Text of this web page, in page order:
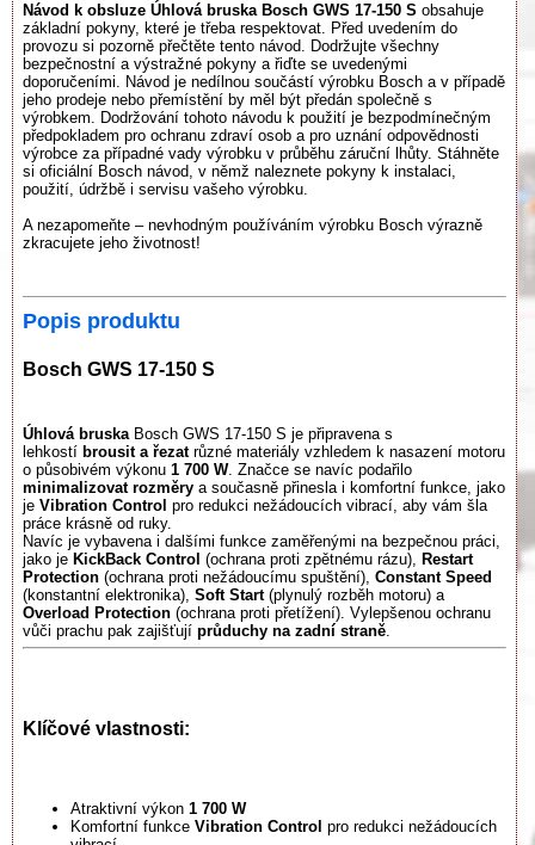
Návod k obsluze Úhlová bruska Bosch GWS 17-150 S obsahuje
základní pokyny, které je třeba respektovat. Před uvedením do
provozu si pozorně přečtěte tento návod. Dodržujte všechny
bezpečnostní a výstražné pokyny a řiďte se uvedenými
doporučeními. Návod je nedílnou součástí výrobku Bosch a v případě
jeho prodeje nebo přemístění by měl být předán společně s
výrobkem. Dodržování tohoto návodu k použití je bezpodmínečným
předpokladem pro ochranu zdraví osob a pro uznání odpovědnosti
výrobce za případné vady výrobku v průběhu záruční lhůty. Stáhněte
si oficiální Bosch návod, v němž naleznete pokyny k instalaci,
použití, údržbě i servisu vašeho výrobku.
A nezapomeňte – nevhodným používáním výrobku Bosch výrazně
zkracujete jeho životnost!
Popis produktu
Bosch GWS 17-150 S
Úhlová bruska Bosch GWS 17-150 S je připravena s
lehkostí brousit a řezatrůzné materiály vzhledem k nasazení motoru
o působivém výkonu 1 700 W. Značce se navíc podařilo
minimalizovat rozměry a současně přinesla i komfortní funkce, jako
je Vibration Control pro redukci nežádoucích vibrací, aby vám šla
práce krásně od ruky.
Navíc je vybavena i dalšími funkce zaměřenými na bezpečnou práci,
jako je KickBack Control (ochrana proti zpětnému rázu), Restart
Protection (ochrana proti nežádoucímu spuštění), Constant Speed
(konstantní elektronika), Soft Start(plynulý rozběh motoru) a
Overload Protection (ochrana proti přetížení). Vylepšenou ochranu
vůči prachu pak zajišťují průduchy na zadní straně
Klíčové vlastnosti:
Atraktivní výkon 1 700 W
Komfortní funkce Vibration Control pro redukci nežádoucích